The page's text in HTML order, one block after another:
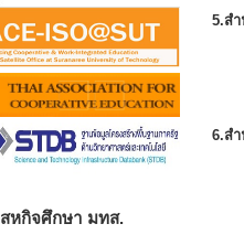
สหกิจศึกษา มทส.
5.ส
6.ส